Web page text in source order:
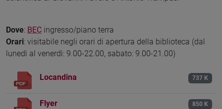
Dove: BEC ingresso/piano terra
Orari: visitabile negli orari di apertura della biblioteca (dal
lunedì al venerdì: 9.00-22.00, sabato: 9.00-21.00)
Locandina 737 K
Flyer 850 K